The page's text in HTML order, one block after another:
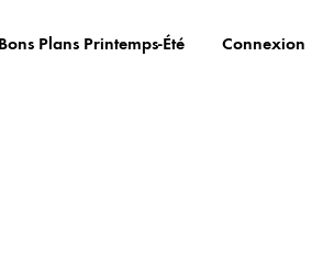
Bons Plans Printemps-Été Connexion